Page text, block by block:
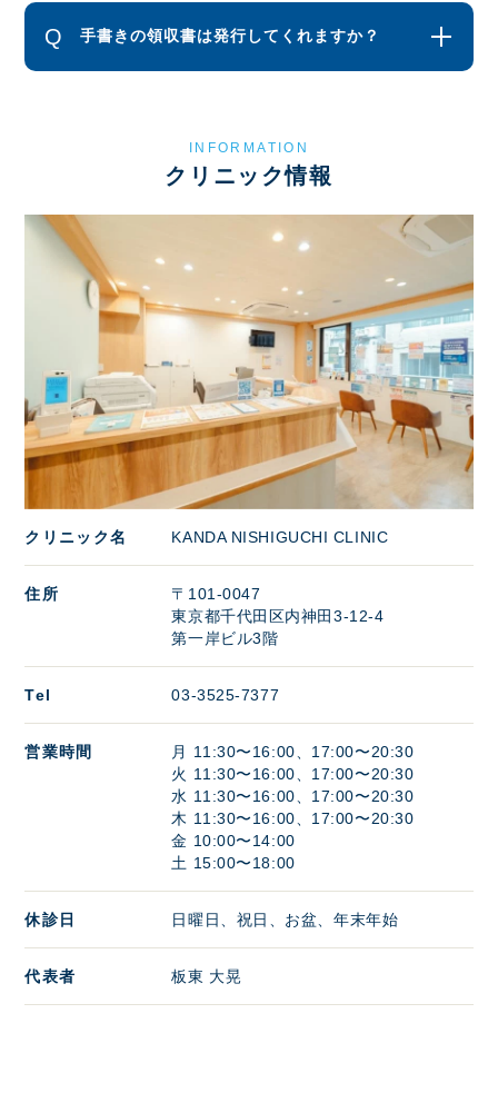
手書きの領収書は発行してくれますか？
INFORMATION
クリニック情報
クリニック名 KANDA NISHIGUCHI CLINIC
住所
〒101-0047
東京都千代田区内神田3-12-4
第一岸ビル3階
Tel 03-3525-7377
営業時間
月 11:30〜16:00、17:00〜20:30
火 11:30〜16:00、17:00〜20:30
水 11:30〜16:00、17:00〜20:30
木 11:30〜16:00、17:00〜20:30
金 10:00〜14:00
土 15:00〜18:00
休診日 日曜日、祝日、お盆、年末年始
代表者 板東 大晃